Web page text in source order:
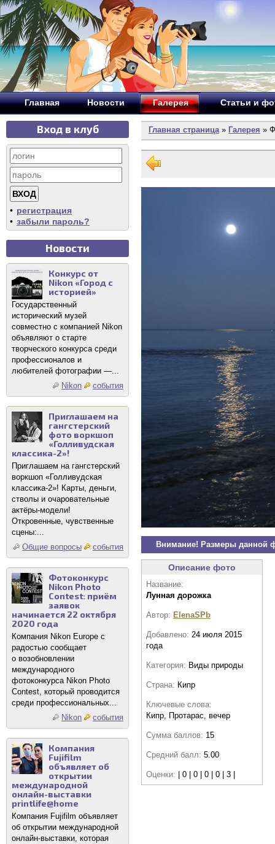
Главная Новости Галерея Статьи и
Вход в клуб
• регистрация
• забыли пароль?
Новости
Конкурс от
Nikon «Город с
историей»
Государственный
исторический музей
совместно с компанией Nikon
объявляют о старте
творческого конкурса среди
профессионалов и
любителей фотографии —...
Nikon
события
Приглашаем на
гангстерский
фото воркшоп
«Голливудская
классика-2»!
Приглашаем на гангстерский
воркшоп «Голливудская
классика-2»! Карты, деньги,
стволы и очаровательные
актёры-модели!
Откровенные, чувственные
сцены:...
Общие вопросы
события
Фотоконкурс
Nikon Photo
Contest: приём
заявок
начинается 22 октября
2020 года
Компания Nikon Europe с
радостью сообщает
о возобновлении
международного
фотоконкурса Nikon Photo
Contest, который проводится
среди профессиональных...
Nikon
события
Компания
Fujifilm
объявляет об
открытии
международной
онлайн-выставки
printlife@home
Компания Fujifilm объявляет
об открытии международной
онлайн-выставки, которая
Главная страница» Галерея »
Внимание! Размеры данной
Описание фото
Название:
Лунная дорожка
Автор: ElenaSPb
Добавлено: 24 июля 2015
года
Категория: Виды природы
Страна: Кипр
Ключевые слова:
Кипр, Протарас, вечер
Сумма баллов: 15
Средний балл: 5.00
Оценки: | 0 | 0 | 0 | 0 | 3 |